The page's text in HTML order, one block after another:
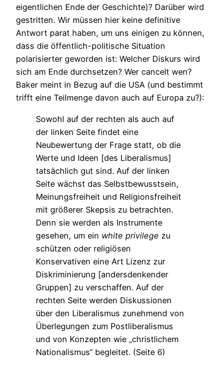
eigentlichen Ende der Geschichte)? Darüber wird
gestritten. Wir müssen hier keine definitive
Antwort parat haben, um uns einigen zu können,
dass die öffentlich-politische Situation
polarisierter geworden ist: Welcher Diskurs wird
sich am Ende durchsetzen? Wer cancelt wen?
Baker meint in Bezug auf die USA (und bestimmt
trifft eine Teilmenge davon auch auf Europa zu?):
Sowohl auf der rechten als auch auf
der linken Seite findet eine
Neubewertung der Frage statt, ob die
Werte und Ideen [des Liberalismus]
tatsächlich gut sind. Auf der linken
Seite wächst das Selbstbewusstsein,
Meinungsfreiheit und Religionsfreiheit
mit größerer Skepsis zu betrachten.
Denn sie werden als Instrumente
gesehen, um ein white privilege zu
schützen oder religiösen
Konservativen eine Art Lizenz zur
Diskriminierung [andersdenkender
Gruppen] zu verschaffen. Auf der
rechten Seite werden Diskussionen
über den Liberalismus zunehmend von
Überlegungen zum Postliberalismus
und von Konzepten wie „christlichem
Nationalismus“ begleitet. (Seite 6)